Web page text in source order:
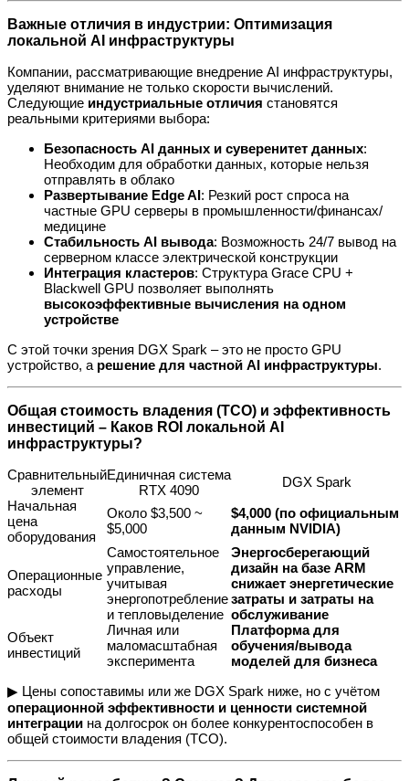
Важные отличия в индустрии: Оптимизация
локальной AI инфраструктуры
Компании, рассматривающие внедрение AI инфраструктуры,
уделяют внимание не только скорости вычислений.
Следующие индустриальные отличия становятся
реальными критериями выбора:
Безопасность AI данных и суверенитет данных:
Необходим для обработки данных, которые нельзя
отправлять в облако
Развертывание Edge AI: Резкий рост спроса на
частные GPU серверы в промышленности/финансах/
медицине
Стабильность AI вывода: Возможность 24/7 вывод на
серверном классе электрической конструкции
Интеграция кластеров: Структура Grace CPU +
Blackwell GPU позволяет выполнять
высокоэффективные вычисления на одном
устройстве
С этой точки зрения DGX Spark – это не просто GPU
устройство, а решение для частной AI инфраструктуры.
Общая стоимость владения (TCO) и эффективность
инвестиций – Каков ROI локальной AI
инфраструктуры?
Сравнительный
элемент
Единичная система
RTX 4090
DGX Spark
Начальная
цена
оборудования
Около $3,500 ~
$5,000
$4,000 (по официальным
данным NVIDIA)
Операционные
расходы
Самостоятельное
управление,
учитывая
энергопотребление
и тепловыделение
Энергосберегающий
дизайн на базе ARM
снижает энергетические
затраты и затраты на
обслуживание
Объект
инвестиций
Личная или
маломасштабная
эксперимента
Платформа для
обучения/вывода
моделей для бизнеса
▶ Цены сопоставимы или же DGX Spark ниже, но с учётом
операционной эффективности и ценности системной
интеграции на долгосрок он более конкурентоспособен в
общей стоимости владения (TCO).